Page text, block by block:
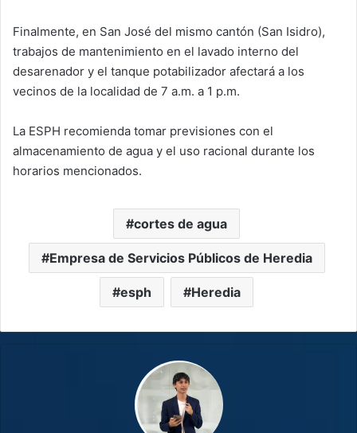
Finalmente, en San José del mismo cantón (San Isidro),
trabajos de mantenimiento en el lavado interno del
desarenador y el tanque potabilizador afectará a los
vecinos de la localidad de 7 a.m. a 1 p.m.
La ESPH recomienda tomar previsiones con el
almacenamiento de agua y el uso racional durante los
horarios mencionados.
cortes de agua
Empresa de Servicios Públicos de Heredia
esph Heredia